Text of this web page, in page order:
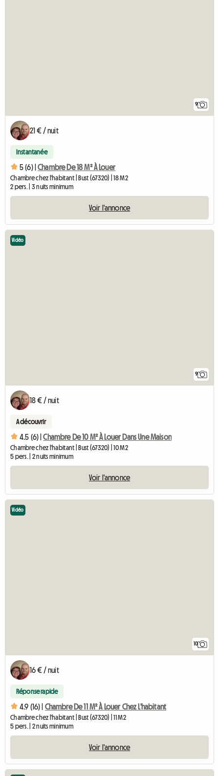
9
21 € / nuit
Instantanée
5 (6) | Chambre De 18 M² À Louer
Chambre chez l'habitant | Bust (67320) | 18 M2
2 pers. | 3 nuits minimum
Voir l'annonce
9
Vidéo
18 € / nuit
A découvrir
4.5 (6) | Chambre De 10 M² À Louer Dans Une Maison
Chambre chez l'habitant | Bust (67320) | 10 M2
5 pers. | 2 nuits minimum
Voir l'annonce
10
Vidéo
16 € / nuit
Réponse rapide
4.9 (16) | Chambre De 11 M² À Louer Chez L'habitant
Chambre chez l'habitant | Bust (67320) | 11 M2
5 pers. | 2 nuits minimum
Voir l'annonce